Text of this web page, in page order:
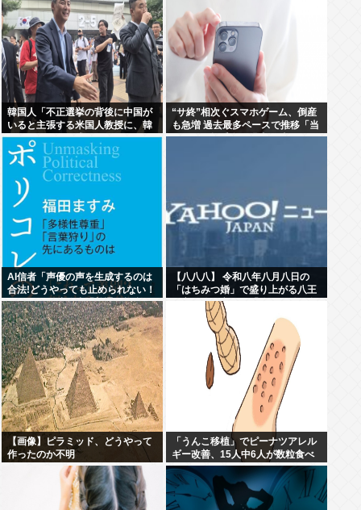
韓国人「不正選挙の背後に中国が
いると主張する米国人教授に、韓
国ネット民が困惑」
“サ終”相次ぐスマホゲーム、倒産
も急増 過去最多ペースで推移「当
たれば一攫千金」過去の時代に
AI信者「声優の声を生成するのは
合法!どうやっても止められない！
キャキャ」法務省「普通に権利侵
害っす」
【八八八】 令和八年八月八日の
「はちみつ婚」で盛り上がる八王
子市や八戸市など「八」の付く自
治体たち…日本の航空機の父・二
宮忠八ゆかりの八幡浜市と八幡市
は共同でイベント開催
【画像】ピラミッド、どうやって
作ったのか不明
「うんこ移植」でピーナツアレル
ギー改善、15人中6人が数粒食べ
られるように